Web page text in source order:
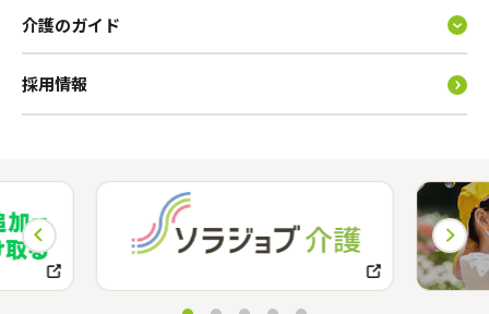
介護のガイド
採用情報